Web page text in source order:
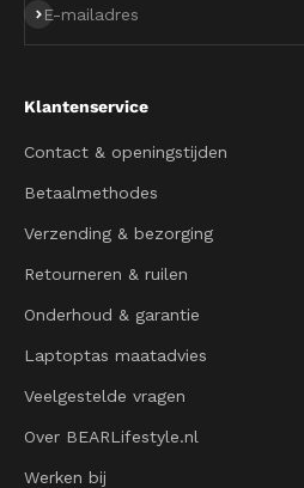
E-mailadres
Abonneren
Klantenservice
Contact & openingstijden
Betaalmethodes
Verzending & bezorging
Retourneren & ruilen
Onderhoud & garantie
Laptoptas maatadvies
Veelgestelde vragen
Over BEARLifestyle.nl
Werken bij